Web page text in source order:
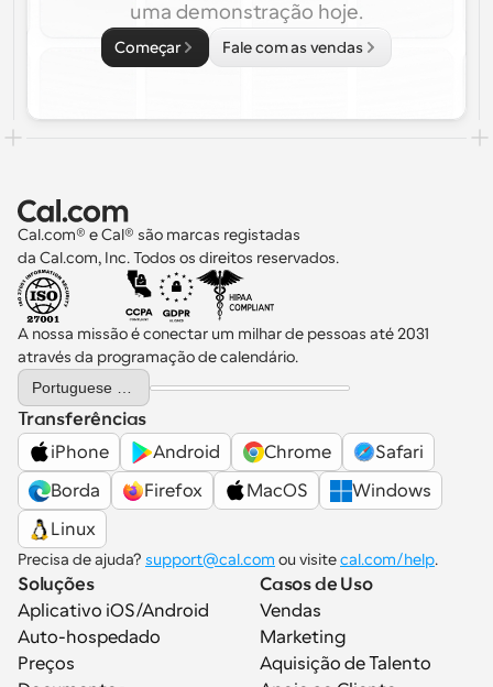
uma demonstração hoje.
Começar Fale com as vendas
Cal.com® e Cal® são marcas registadas
da Cal.com, Inc. Todos os direitos reservados.
A nossa missão é conectar um milhar de pessoas até 2031
através da programação de calendário.
Select Language
Transferências
iPhone
Android Chrome
Safari
Borda
Firefox MacOS
Windows
Linux
Precisa de ajuda? support@cal.com ou visite cal.com/help.
Soluções
Aplicativo iOS/Android
Auto-hospedado
Preços
Casos de Uso
Vendas
Marketing
Aquisição de Talento